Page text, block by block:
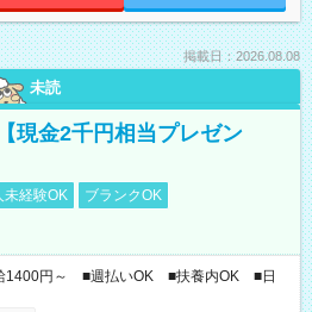
掲載日：2026.08.08
未読
現金2千円相当プレゼン
未経験OK
ブランクOK
1400円～ ■週払いOK ■扶養内OK ■日